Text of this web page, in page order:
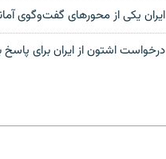
ایران یکی از محورهای گفت‌وگوی
درخواست اشتون از ایران برای